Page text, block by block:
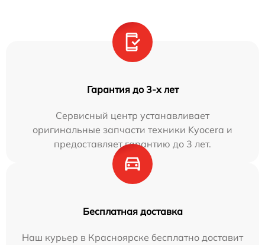
Гарантия до 3-х лет
Сервисный центр устанавливает
оригинальные запчасти техники Kyocera и
предоставляет гарантию до 3 лет.
Бесплатная доставка
Наш курьер в Красноярске бесплатно доставит